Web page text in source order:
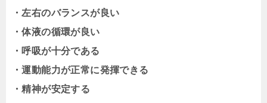
・左右のバランスが良い
・体液の循環が良い
・呼吸が十分である
・運動能力が正常に発揮できる
・精神が安定する